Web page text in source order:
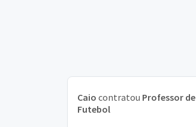
Caio contratou Professor de
Futebol